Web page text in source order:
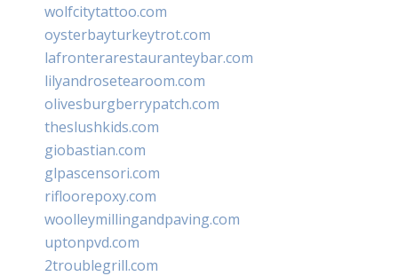
wolfcitytattoo.com
oysterbayturkeytrot.com
lafronterarestauranteybar.com
lilyandrosetearoom.com
olivesburgberrypatch.com
theslushkids.com
giobastian.com
glpascensori.com
rifloorepoxy.com
woolleymillingandpaving.com
uptonpvd.com
2troublegrill.com